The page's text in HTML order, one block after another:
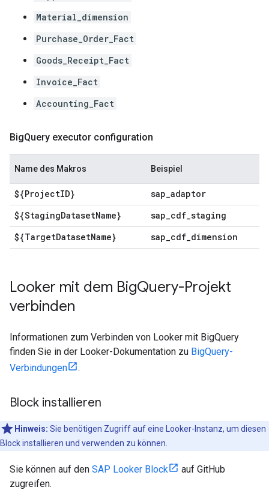
Material_dimension
Purchase_Order_Fact
Goods_Receipt_Fact
Invoice_Fact
Accounting_Fact
BigQuery executor configuration
Name des Makros Beispiel
${ProjectID} sap_adaptor
${StagingDatasetName} sap_cdf_staging
${TargetDatasetName} sap_cdf_dimension
Looker mit dem BigQuery-Projekt
verbinden
Informationen zum Verbinden von Looker mit BigQuery
finden Sie in der Looker-Dokumentation zu BigQuery-
Verbindungen
.
Block installieren
Hinweis: Sie benötigen Zugriff auf eine Looker-Instanz, um diesen
Block installieren und verwenden zu können.
Sie können auf den SAP Looker Block
auf GitHub
zugreifen.